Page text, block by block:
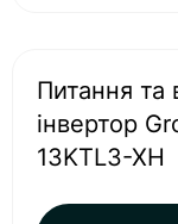
Питання та
інвертор
13KTL3-XH